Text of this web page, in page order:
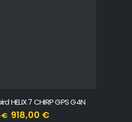
7 CHIRP GPS G4N
€